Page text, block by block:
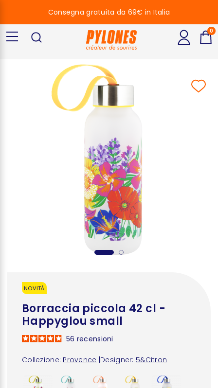
NOVITÀ
Borraccia piccola 42 cl -
Happyglou small
Collezione: Provence Designer: 5&Citron
56 recensioni
Consegna gratuita da 69€ in Italia
0